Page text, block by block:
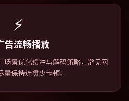
⚡
告流畅播放
场景优化缓冲与解码策略，常见网
量保持连贯少卡顿。